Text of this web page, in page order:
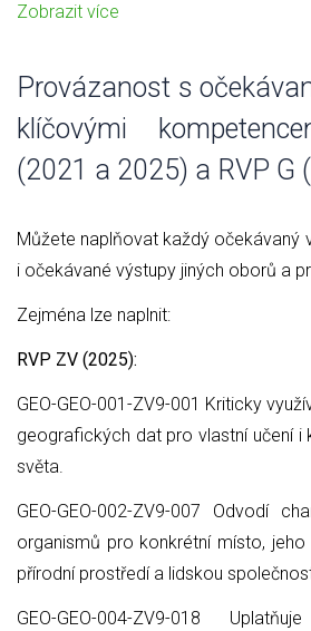
Zobrazit více
Provázanost s
klíčovými
(2021 a 2025) a RVP G
Můžete naplňovat každý očekávaný
i očekávané výstupy jiných oborů a
Zejména lze naplnit:
RVP ZV (2025):
GEO-GEO-001-ZV9-001 Kriticky
geografických dat pro vlastní učení i
světa.
GEO-GEO-002-ZV9-007 Odvodí
organismů pro konkrétní místo,
přírodní prostředí a lidskou
GEO-GEO-004-ZV9-018